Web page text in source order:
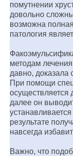
помутнении
довольно
возможна
патология
методам
давно, доказала
При помощи
осуществляется
далее он
результате
навсегда
Важно, что